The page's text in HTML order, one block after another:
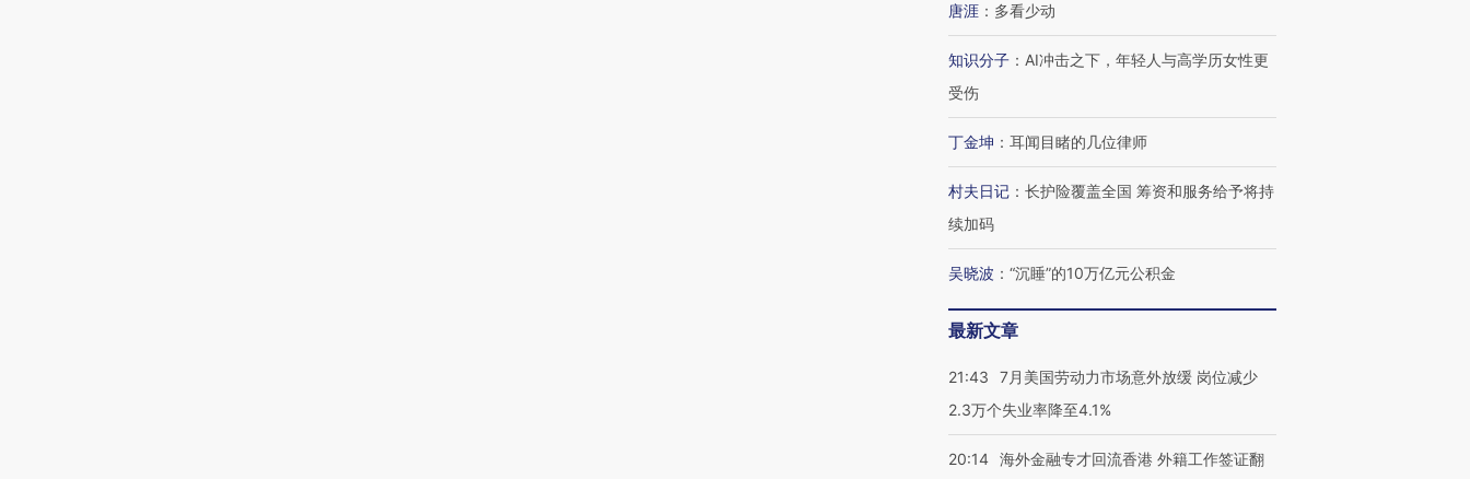
唐涯 ： 多看少动
知识分子 ： AI冲击之下，年轻人与高学历女性更
受伤
丁金坤 ： 耳闻目睹的几位律师
村夫日记 ： 长护险覆盖全国 筹资和服务给予将持
续加码
吴晓波 ： “沉睡”的10万亿元公积金
最新文章
21:43
7月美国劳动力市场意外放缓 岗位减少
2.3万个失业率降至4.1%
20:14 海外金融专才回流香港 外籍工作签证翻